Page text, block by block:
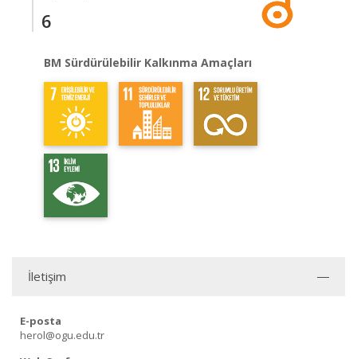
6
BM Sürdürülebilir Kalkınma Amaçları
İletişim
E-posta
herol@ogu.edu.tr